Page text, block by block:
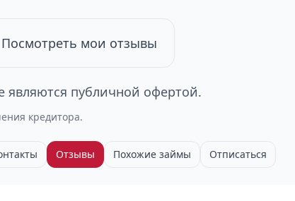
Посмотреть мои отзывы
публичной офертой.
кредитора.
Отзывы Похожие займы Отписаться